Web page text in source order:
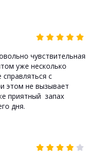
чувствительная
уже несколько
с
этом не вызывает
приятный запах
дня.